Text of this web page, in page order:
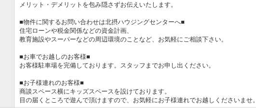
メリット・デメリットを包み隠さずお伝えいたします。
■物件に関するお問い合わせは北摂ハウジングセンターへ■
住宅ローンや税金関係などの資金計画、
教育施設やスーパーなどの周辺環境のことなど、お気軽にご相談下さい。
■お車でお越しのお客様■
お客様駐車場を完備しております。スタッフまでお申し出ください。
■お子様連れのお客様■
商談スペース横にキッズスペースを設けております。
目の届くところで遊んで頂けますので、お気軽にお子様連れでお越しくださいませ。